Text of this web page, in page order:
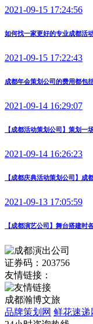
2021-09-15 17:24:56
如何找一家更好的专业成都活
2021-09-15 17:22:43
成都年会策划公司的费用都包
2021-09-14 16:29:07
【成都活动策划公司】策划一
2021-09-14 16:26:23
【成都庆典活动策划公司】成
2021-09-13 17:05:59
【成都演艺公司】舞台搭建时
证券码：203756
友情链接：
成都瀚博文旅
品牌策划网 鲜花速递